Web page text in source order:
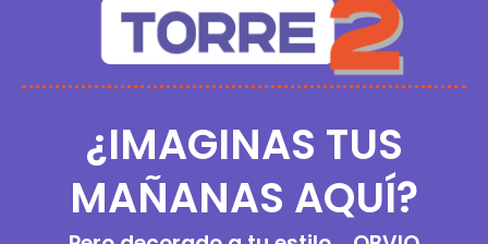
¿IMAGINAS TUS
MAÑANAS AQUÍ?